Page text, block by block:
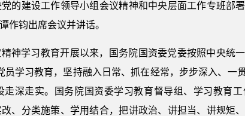
的建设工作领导小组会议精神和中央层面工作专班部
作钧出席会议并讲话。
神学习教育开展以来，国务院国资委党委按照中央统
员学习教育，坚持融入日常、抓在经常，步步深入、一
深走实。国务院国资委学习教育督导组、学习教育
、分类施策、学用结合，把讲政治、讲担当、讲规矩